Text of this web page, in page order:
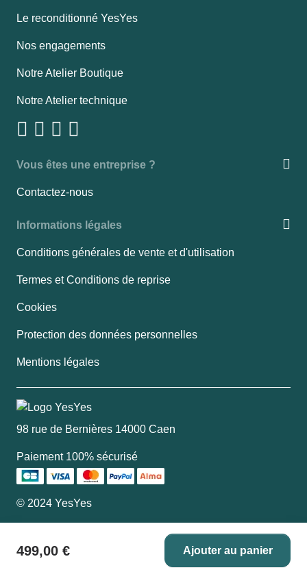
499,00 € Ajouter au panier
Le reconditionné YesYes
Nos engagements
Notre Atelier Boutique
Notre Atelier technique
Vous êtes une entreprise ?
Contactez-nous
Informations légales
Conditions générales de vente et d'utilisation
Termes et Conditions de reprise
Cookies
Protection des données personnelles
Mentions légales
98 rue de Bernières 14000 Caen
Paiement 100% sécurisé
© 2024 YesYes